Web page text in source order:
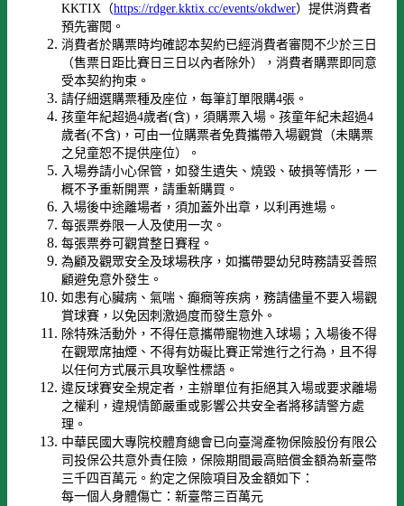
KKTIX（https://rdger.kktix.cc/events/okdwer）提供消費者
預先審閱。
消費者於購票時均確認本契約已經消費者審閱不少於三日
（售票日距比賽日三日以內者除外），消費者購票即同意
受本契約拘束。
請仔細選購票種及座位，每筆訂單限購4張。
孩童年紀超過4歲者(含)，須購票入場。孩童年紀未超過4
歲者(不含)，可由一位購票者免費攜帶入場觀賞（未購票
之兒童恕不提供座位）。
入場券請小心保管，如發生遺失、燒毀、破損等情形，一
概不予重新開票，請重新購買。
入場後中途離場者，須加蓋外出章，以利再進場。
每張票券限一人及使用一次。
每張票券可觀賞整日賽程。
為顧及觀眾安全及球場秩序，如攜帶嬰幼兒時務請妥善照
顧避免意外發生。
如患有心臟病、氣喘、癲癇等疾病，務請儘量不要入場觀
賞球賽，以免因刺激過度而發生意外。
除特殊活動外，不得任意攜帶寵物進入球場；入場後不得
在觀眾席抽煙、不得有妨礙比賽正常進行之行為，且不得
以任何方式展示具攻擊性標語。
違反球賽安全規定者，主辦單位有拒絕其入場或要求離場
之權利，違規情節嚴重或影響公共安全者將移請警方處
理。
中華民國大專院校體育總會已向臺灣產物保險股份有限公
司投保公共意外責任險，保險期間最高賠償金額為新臺幣
三千四百萬元。約定之保險項目及金額如下：
每一個人身體傷亡：新臺幣三百萬元